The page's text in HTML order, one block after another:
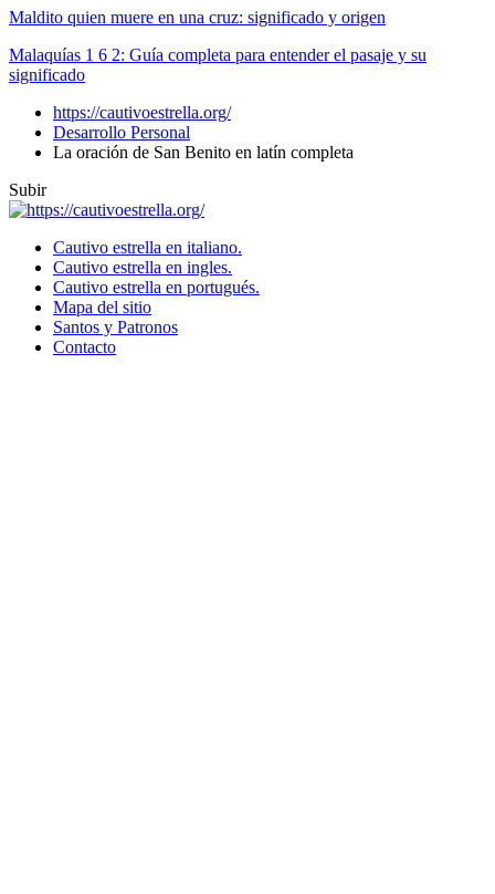
Maldito quien muere en una cruz: significado y origen
Malaquías 1 6 2: Guía completa para entender el pasaje y su
significado
https://cautivoestrella.org/
Desarrollo Personal
La oración de San Benito en latín completa
Subir
Cautivo estrella en italiano.
Cautivo estrella en ingles.
Cautivo estrella en portugués.
Mapa del sitio
Santos y Patronos
Contacto